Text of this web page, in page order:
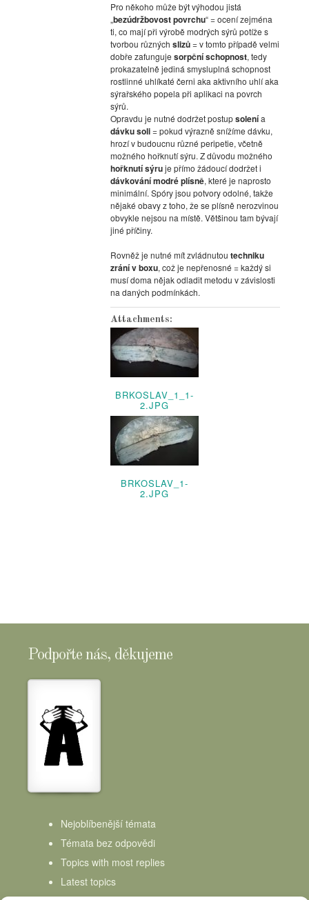
Pro někoho může být výhodou jistá
„bezúdržbovost povrchu“ = ocení zejména
ti, co mají při výrobě modrých sýrů potíže s
tvorbou různých slizů= v tomto případě velmi
dobře zafunguje sorpční schopnost, tedy
prokazatelně jediná smysluplná schopnost
rostlinné uhlíkaté černi aka aktivního uhlí aka
sýrařského popela při aplikaci na povrch
sýrů.
Opravdu je nutné dodržet postupsolenía
dávku soli= pokud výrazně snížíme dávku,
hrozí v budoucnu různé peripetie, včetně
možného hořknutí sýru. Z důvodu možného
hořknutí sýruje přímo žádoucí dodržet i
dávkování modré plísně, které je naprosto
minimální. Spóry jsou potvory odolné, takže
nějaké obavy z toho, že se plísně nerozvinou
obvykle nejsou na místě. Většinou tam bývají
jiné příčiny.
Rovněž je nutné mít zvládnutou techniku
zrání v boxu, což je nepřenosné = každý si
musí doma nějak odladit metodu v závislosti
na daných podmínkách.
Attachments:
BRKOSLAV_1_1-
2.JPG
BRKOSLAV_1-
2.JPG
Podpořte nás, děkujeme
Nejoblíbenější témata
Témata bez odpovědi
Topics with most replies
Latest topics